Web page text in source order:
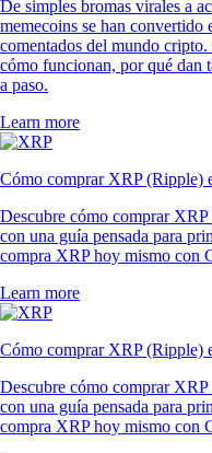
De simples bromas virales a
memecoins se han convertido
comentados del mundo
cómo funcionan, por qué dan
a paso.
Learn more
Cómo comprar XRP (Ripple)
Descubre cómo comprar
con una guía pensada para
compra XRP hoy mismo con
Learn more
Cómo comprar XRP (Ripple)
Descubre cómo comprar
con una guía pensada para
compra XRP hoy mismo con